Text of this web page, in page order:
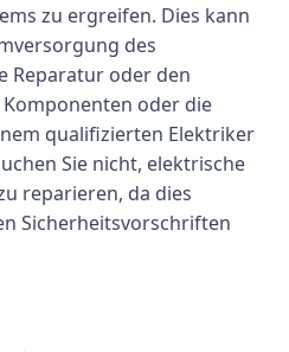
zu ergreifen. Dies kann
des
Reparatur oder den
oder die
qualifizierten Elektriker
Sie nicht, elektrische
reparieren, da dies
Sicherheitsvorschriften